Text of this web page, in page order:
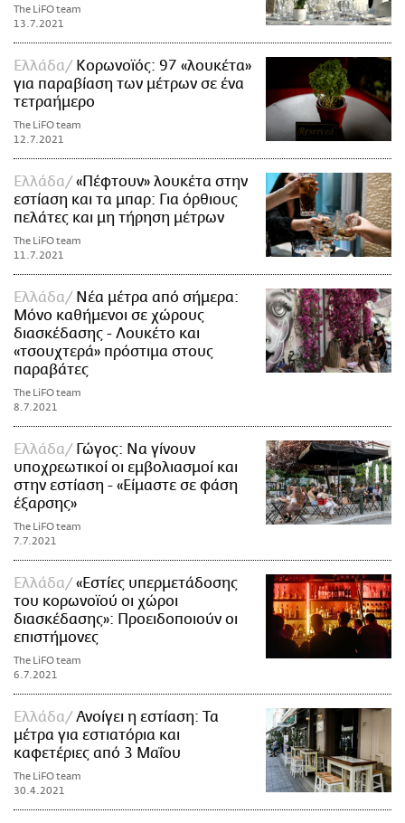
The LiFO team
13.7.2021
Ελλάδα
Κορωνοϊός: 97 «λουκέτα»
για παραβίαση των μέτρων σε ένα
τετραήμερο
The LiFO team
12.7.2021
Ελλάδα
«Πέφτουν» λουκέτα στην
εστίαση και τα μπαρ: Για όρθιους
πελάτες και μη τήρηση μέτρων
The LiFO team
11.7.2021
Ελλάδα
Νέα μέτρα από σήμερα:
Μόνο καθήμενοι σε χώρους
διασκέδασης - Λουκέτο και
«τσουχτερά» πρόστιμα στους
παραβάτες
The LiFO team
8.7.2021
Ελλάδα
Γώγος: Να γίνουν
υποχρεωτικοί οι εμβολιασμοί και
στην εστίαση - «Είμαστε σε φάση
έξαρσης»
The LiFO team
7.7.2021
Ελλάδα
«Εστίες υπερμετάδοσης
του κορωνοϊού οι χώροι
διασκέδασης»: Προειδοποιούν οι
επιστήμονες
The LiFO team
6.7.2021
Ελλάδα
Ανοίγει η εστίαση: Τα
μέτρα για εστιατόρια και
καφετέριες από 3 Μαΐου
The LiFO team
30.4.2021